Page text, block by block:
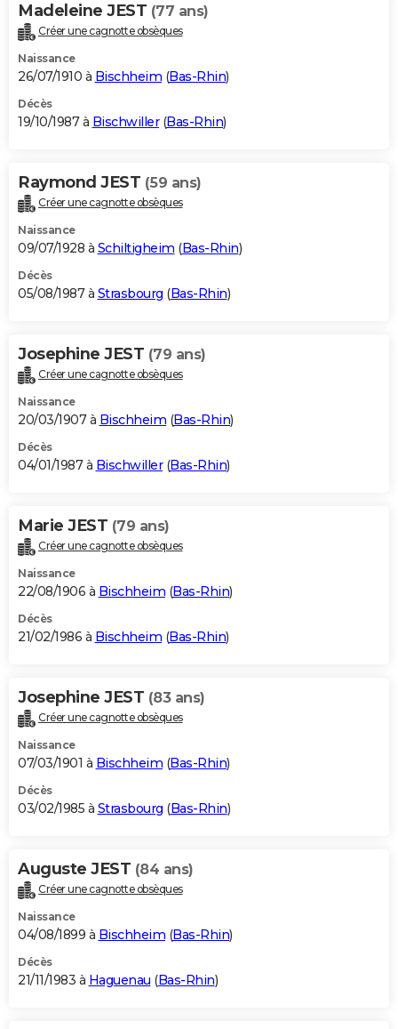
Madeleine JEST (77 ans)
Créer une cagnotte obsèques
Naissance
26/07/1910 à Bischheim (Bas-Rhin)
Décès
19/10/1987 à Bischwiller(Bas-Rhin)
Raymond JEST (59 ans)
Créer une cagnotte obsèques
Naissance
09/07/1928 à Schiltigheim (Bas-Rhin)
Décès
05/08/1987 à Strasbourg (Bas-Rhin)
Josephine JEST (79 ans)
Créer une cagnotte obsèques
Naissance
20/03/1907 à Bischheim (Bas-Rhin)
Décès
04/01/1987 à Bischwiller(Bas-Rhin)
Marie JEST (79 ans)
Créer une cagnotte obsèques
Naissance
22/08/1906 à Bischheim (Bas-Rhin)
Décès
21/02/1986 à Bischheim (Bas-Rhin)
Josephine JEST (83 ans)
Créer une cagnotte obsèques
Naissance
07/03/1901 à Bischheim (Bas-Rhin)
Décès
03/02/1985 à Strasbourg (Bas-Rhin)
Auguste JEST (84 ans)
Créer une cagnotte obsèques
Naissance
04/08/1899 à Bischheim (Bas-Rhin)
Décès
21/11/1983 à Haguenau (Bas-Rhin)